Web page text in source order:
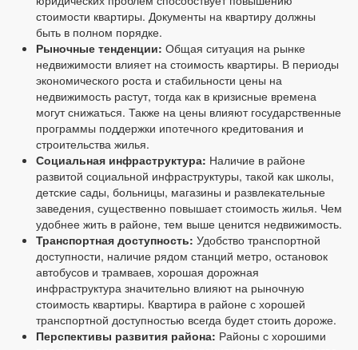
стоимости квартиры. Документы на квартиру должны
быть в полном порядке.
Рыночные тенденции: Общая ситуация на рынке
недвижимости влияет на стоимость квартиры. В периоды
экономического роста и стабильности цены на
недвижимость растут, тогда как в кризисные времена
могут снижаться. Также на цены влияют государственные
программы поддержки ипотечного кредитования и
строительства жилья.
Социальная инфраструктура: Наличие в районе
развитой социальной инфраструктуры, такой как школы,
детские сады, больницы, магазины и развлекательные
заведения, существенно повышает стоимость жилья. Чем
удобнее жить в районе, тем выше ценится недвижимость.
Транспортная доступность: Удобство транспортной
доступности, наличие рядом станций метро, остановок
автобусов и трамваев, хорошая дорожная
инфраструктура значительно влияют на рыночную
стоимость квартиры. Квартира в районе с хорошей
транспортной доступностью всегда будет стоить дороже.
Перспективы развития района: Районы с хорошими